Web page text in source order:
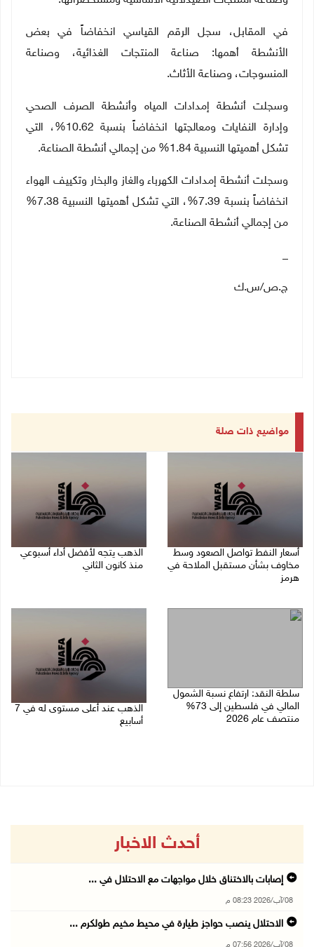
في المقابل، سجل الرقم القياسي انخفاضاً في بعض
الأنشطة أهمها: صناعة المنتجات الغذائية، وصناعة
المنسوجات، وصناعة الأثاث.
وسجلت أنشطة إمدادات المياه وأنشطة الصرف الصحي
وإدارة النفايات ومعالجتها انخفاضاً بنسبة 10.62%، التي
تشكل أهميتها النسبية 1.84% من إجمالي أنشطة الصناعة.
وسجلت أنشطة إمدادات الكهرباء والغاز والبخار وتكييف الهواء
انخفاضاً بنسبة 7.39%، التي تشكل أهميتها النسبية 7.38%
من إجمالي أنشطة الصناعة.
ج.ص/س.ك
مواضيع ذات صلة
أسعار النفط تواصل الصعود وسط
مخاوف بشأن مستقبل الملاحة في
هرمز
الذهب يتجه لأفضل أداء أسبوعي
منذ كانون الثاني
سلطة النقد: ارتفاع نسبة الشمول
المالي في فلسطين إلى 73%
منتصف عام 2026
الذهب عند أعلى مستوى له في 7
أسابيع
أحدث الاخبار
إصابات بالاختناق خلال مواجهات مع الاحتلال في ...
08/آب/2026 08:23 م
الاحتلال ينصب حواجز طيارة في محيط مخيم طولكرم ...